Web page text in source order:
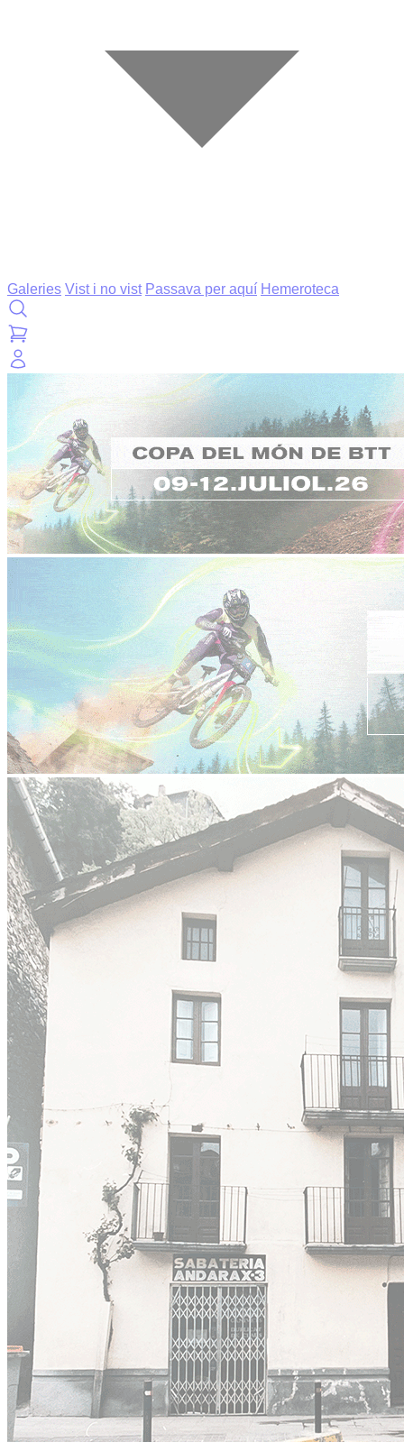
Galeries Vist i no vist Passava per aquí Hemeroteca